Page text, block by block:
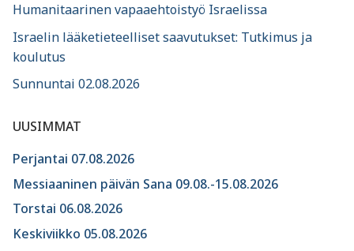
Humanitaarinen vapaaehtoistyö Israelissa
Israelin lääketieteelliset saavutukset: Tutkimus ja
koulutus
Sunnuntai 02.08.2026
UUSIMMAT
Perjantai 07.08.2026
Messiaaninen päivän Sana 09.08.-15.08.2026
Torstai 06.08.2026
Keskiviikko 05.08.2026